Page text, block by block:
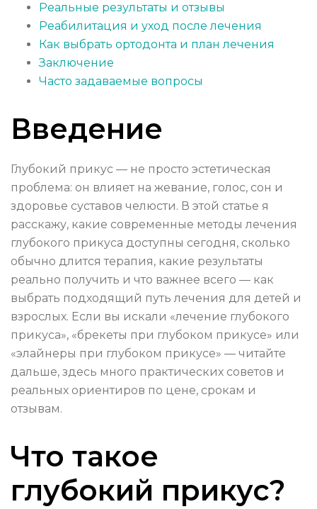
Реальные результаты и отзывы
Реабилитация и уход после лечения
Как выбрать ортодонта и план лечения
Заключение
Часто задаваемые вопросы
Введение
Глубокий прикус — не просто эстетическая
проблема: он влияет на жевание, голос, сон и
здоровье суставов челюсти. В этой статье я
расскажу, какие современные методы лечения
глубокого прикуса доступны сегодня, сколько
обычно длится терапия, какие результаты
реально получить и что важнее всего — как
выбрать подходящий путь лечения для детей и
взрослых. Если вы искали «лечение глубокого
прикуса», «брекеты при глубоком прикусе» или
«элайнеры при глубоком прикусе» — читайте
дальше, здесь много практических советов и
реальных ориентиров по цене, срокам и
отзывам.
Что такое
глубокий прикус?